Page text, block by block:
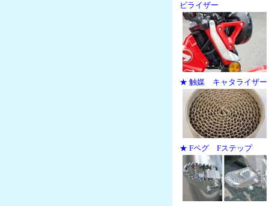
ビライザー
★ 触媒 キャタライザー
★ Fペグ Fステップ